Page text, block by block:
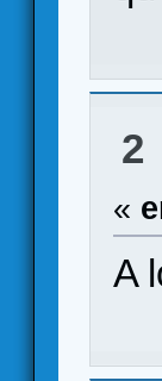
2
«
A